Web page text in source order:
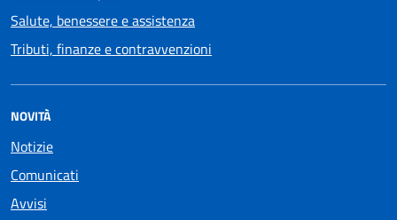
Salute, benessere e assistenza
Tributi, finanze e contravvenzioni
NOVITÀ
Notizie
Comunicati
Avvisi